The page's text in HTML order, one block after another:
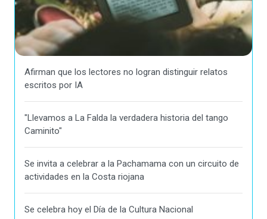
Afirman que los lectores no logran distinguir relatos
escritos por IA
"Llevamos a La Falda la verdadera historia del tango
Caminito"
Se invita a celebrar a la Pachamama con un circuito de
actividades en la Costa riojana
Se celebra hoy el Día de la Cultura Nacional